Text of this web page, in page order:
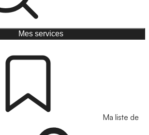
Mes services
Ma liste de